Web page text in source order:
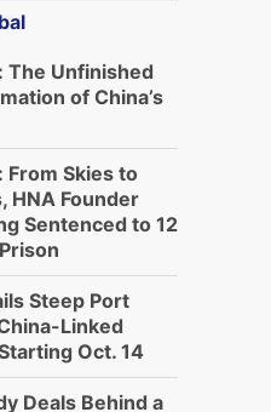
The Unfinished
of China’s
From Skies to
HNA Founder
Sentenced to 12
Steep Port
Linked
Oct. 14
Deals Behind a